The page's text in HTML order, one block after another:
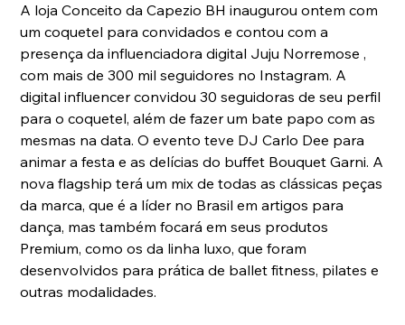
A loja Conceito da Capezio BH inaugurou ontem com
um coquetel para convidados e contou com a
presença da influenciadora digital Juju Norremose ,
com mais de 300 mil seguidores no Instagram. A
digital influencer convidou 30 seguidoras de seu perfil
para o coquetel, além de fazer um bate papo com as
mesmas na data. O evento teve DJ Carlo Dee para
animar a festa e as delícias do buffet Bouquet Garni. A
nova flagship terá um mix de todas as clássicas peças
da marca, que é a líder no Brasil em artigos para
dança, mas também focará em seus produtos
Premium, como os da linha luxo, que foram
desenvolvidos para prática de ballet fitness, pilates e
outras modalidades.